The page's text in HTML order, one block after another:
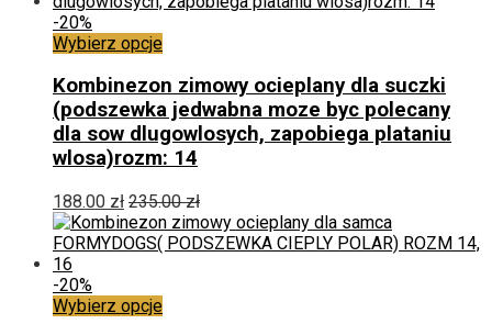
-20%
Wybierz opcjeTen
ma
wiele
wariantów.
Opcje
można
na
stronie
produktu
Kombinezon zimowy ocieplany dla suczki
(podszewka jedwabna moze byc polecany
dla sow dlugowlosych, zapobiega plataniu
wlosa)rozm: 14
188.00 zł 235.00zł
-20%
Wybierz opcjeTen